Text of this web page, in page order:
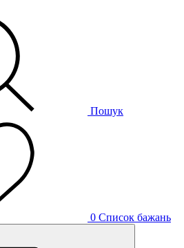
Пошук
0 Список бажань